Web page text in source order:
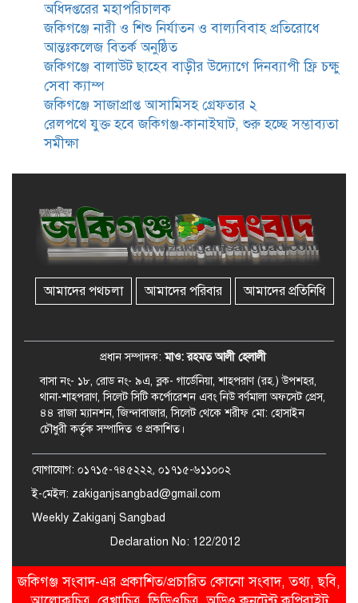
সাবেক এমপি হাফিজ আহমদ
মজুমদার কি আত্মগোপনে? ভাইরাল
ছবি ঘিরে আলোচনা!
ভাতা পেতে টাকা লাগে না, জকিগঞ্জে
সমাজসেবা কর্মকর্তার গুরুত্বপূর্ণ বার্তা
জকিগঞ্জে সরকারি পাঁচ ভাতার আবেদন
জকিগঞ্জে সুরমা নদীর বালুমহালে
মোবাইল কোর্ট পরিচালনা করলেন
ইউএনও: সরেজমিনে অভিযোগের
সত্যতা মেলেনি
একজন গ্রেপ্তার
অধিদপ্তরের মহাপরিচালক
জকিগঞ্জে নারী ও শিশু নির্যাতন ও বাল্যবিবাহ প্রতিরোধে
আন্তঃকলেজ বিতর্ক অনুষ্ঠিত
জকিগঞ্জে বালাউট ছাহেব বাড়ীর উদ্যোগে দিনব্যাপী ফ্রি চক্ষু
সেবা ক্যাম্প
জকিগঞ্জে সাজাপ্রাপ্ত আসামিসহ গ্রেফতার ২
রেলপথে যুক্ত হবে জকিগঞ্জ-কানাইঘাট, শুরু হচ্ছে সম্ভাব্যতা
সমীক্ষা
আমাদের পথচলা আমাদের পরিবার আমাদের প্রতিনিধি
প্রধান সম্পাদক:মাও: রহমত আলী হেলালী
বাসা নং- ১৮, রোড নং- ৯এ, ব্লক- গার্ডেনিয়া, শাহপরাণ (রহ.) উপশহর,
থানা-শাহপরাণ, সিলেট সিটি কর্পোরেশন এবং নিউ বর্ণমালা অফসেট প্রেস,
৪৪ রাজা ম্যানশন, জিন্দাবাজার, সিলেট থেকে শরীফ মো: হোসাইন
চৌধুরী কর্তৃক সম্পাদিত ও প্রকাশিত।
যোগাযোগ: ০১৭১৫-৭৪৫২২২, ০১৭১৫-৬১১০০২
ই-মেইল: zakiganjsangbad@gmail.com
Weekly Zakiganj Sangbad
Declaration No: 122/2012
জকিগঞ্জ সংবাদ-এর প্রকাশিত/প্রচারিত কোনো সংবাদ, তথ্য, ছবি,